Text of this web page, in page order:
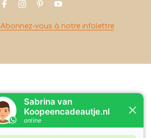
Abonnez-vous à notre infolettre
Contact
Koopeencadeautje.nl